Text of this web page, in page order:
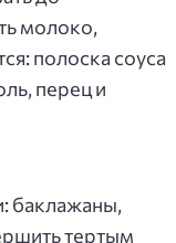
молоко,
полоска соуса
перец и
баклажаны,
тертым